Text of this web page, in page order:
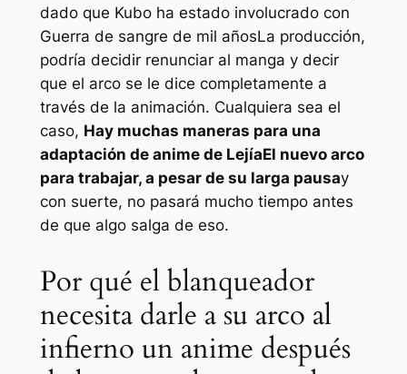
dado que Kubo ha estado involucrado con
Guerra de sangre de mil añosLa producción,
podría decidir renunciar al manga y decir
que el arco se le dice completamente a
través de la animación. Cualquiera sea el
caso, Hay muchas maneras para una
adaptación de anime de LejíaEl nuevo arco
para trabajar, a pesar de su larga pausay
con suerte, no pasará mucho tiempo antes
de que algo salga de eso.
Por qué el blanqueador
necesita darle a su arco al
infierno un anime después